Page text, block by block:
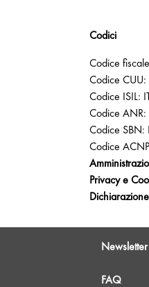
Codici
Codice
Codice CUU:
Codice ISIL:
Codice
Codice SBN:
Codice
Privacy e
Newsletter
FAQ